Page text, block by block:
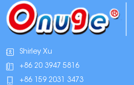
Shirley Xu
+86 20 3947 5816
+86 159 2031 3473